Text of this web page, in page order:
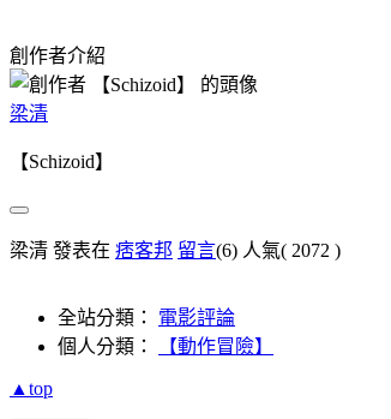
創作者介紹
梁清
【Schizoid】
梁清 發表在 痞客邦 留言(6) 人氣( 2072 )
全站分類： 電影評論
個人分類：
【動作冒險】
▲top